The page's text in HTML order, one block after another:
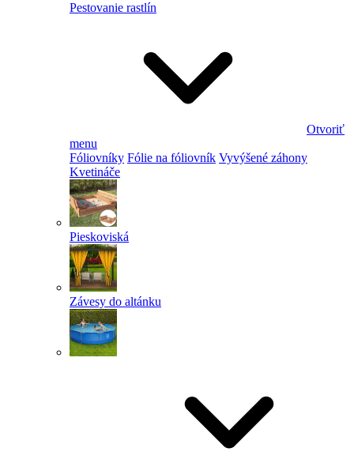
Pestovanie rastlín
Otvoriť
menu
Fóliovníky Fólie na fóliovník Vyvýšené záhony
Kvetináče
Pieskoviská
Závesy do altánku